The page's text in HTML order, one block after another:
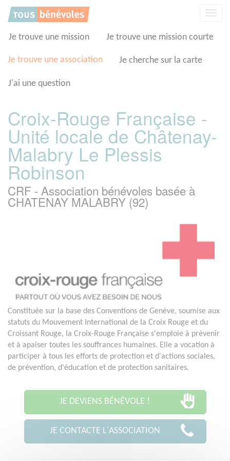
Je trouve une mission Je trouve une mission courte
Je trouve une association Je cherche sur la carte
J'ai une question
Croix-Rouge Française -
Unité locale de Châtenay-
Malabry Le Plessis
Robinson
CRF - Association bénévoles basée à
CHATENAY MALABRY (92)
Constituée sur la base des Conventions de Genève, soumise aux
statuts du Mouvement International de la Croix Rouge et du
Croissant Rouge, la Croix-Rouge Française s'emploie à prévenir
et à apaiser toutes les souffrances humaines. Elle a vocation à
participer à tous les efforts de protection et d'actions sociales,
de prévention, d'éducation et de protection sanitaires.
JE DEVIENS BÉNÉVOLE !
JE CONTACTE L'ASSOCIATION
Panneau de gestion des cookies